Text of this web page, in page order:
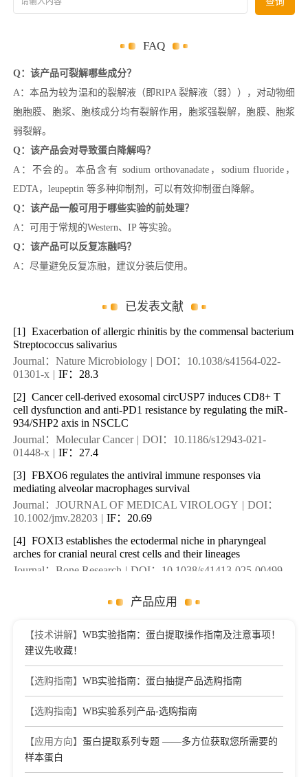
FAQ
Q：该产品可裂解哪些成分？
A：本品为较为温和的裂解液（即RIPA 裂解液（弱）），对动物细
胞胞膜、胞浆、胞核成分均有裂解作用，胞浆强裂解，胞膜、胞浆
弱裂解。
Q：该产品会对导致蛋白降解吗？
A：不会的。本品含有 sodium orthovanadate，sodium fluoride，
EDTA，leupeptin 等多种抑制剂，可以有效抑制蛋白降解。
Q：该产品一般可用于哪些实验的前处理？
A：可用于常规的Western、IP 等实验。
Q：该产品可以反复冻融吗？
A：尽量避免反复冻融，建议分装后使用。
已发表文献
[1] Exacerbation of allergic rhinitis by the commensal bacterium
Streptococcus salivarius
Journal：Nature Microbiology | DOI：10.1038/s41564-022-
01301-x | IF：28.3
[2] Cancer cell-derived exosomal circUSP7 induces CD8+ T
cell dysfunction and anti-PD1 resistance by regulating the miR-
934/SHP2 axis in NSCLC
Journal：Molecular Cancer | DOI：10.1186/s12943-021-
01448-x | IF：27.4
[3] FBXO6 regulates the antiviral immune responses via
mediating alveolar macrophages survival
Journal：JOURNAL OF MEDICAL VIROLOGY | DOI：
10.1002/jmv.28203 | IF：20.69
[4] FOXI3 establishes the ectodermal niche in pharyngeal
arches for cranial neural crest cells and their lineages
Journal：Bone Research | DOI：10.1038/s41413-025-00499-
Enhancer architecture-dependent multilayered transcriptional
differentiation of ESCs
Journal：NUCLEIC ACIDS RESEARCH
Vision rescue via unconstrained in vivo prime editing in
degenerating neural retinas
Journal：JOURNAL OF EXPERIMENTAL
MEDICINE | DOI：10.1084/jem.20220776 | IF：15.3
Cucurbitacin B-induced G2/M cell cycle arrest of
conjunctival melanoma cells mediated by GRP78–FOXM1–
产品应用
【技术讲解】 WB实验指南：蛋白提取操作指南及注意事项！
建议先收藏！
【选购指南】 WB实验指南：蛋白抽提产品选购指南
【选购指南】 WB实验系列产品-选购指南
【应用方向】 蛋白提取系列专题 ——多方位获取您所需要的
样本蛋白